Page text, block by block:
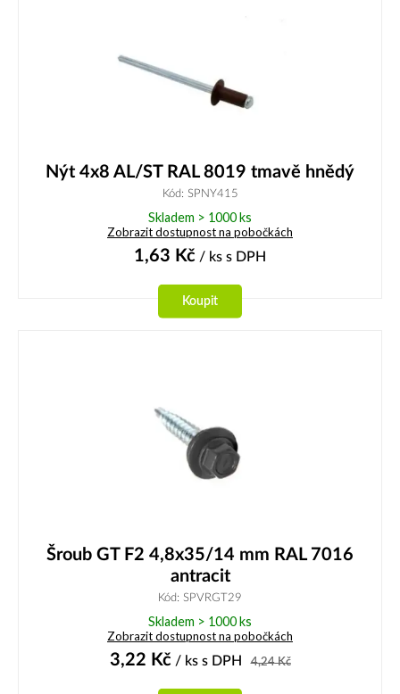
Nýt 4x8 AL/ST RAL 8019 tmavě hnědý
Kód: SPNY415
Skladem > 1000 ks
Zobrazit dostupnost na pobočkách
1,63 Kč / ks s DPH
Koupit
Šroub GT F2 4,8x35/14 mm RAL 7016
antracit
Kód: SPVRGT29
Skladem > 1000 ks
Zobrazit dostupnost na pobočkách
3,22 Kč/ ks s DPH 4,24Kč